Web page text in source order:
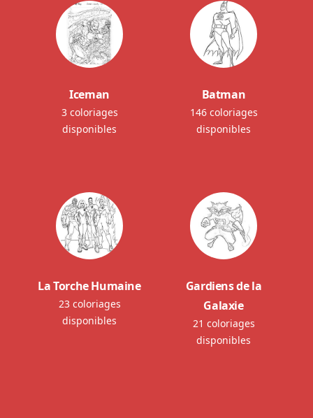
Iceman
3 coloriages
disponibles
Batman
146 coloriages
disponibles
La Torche Humaine
23 coloriages
disponibles
Gardiens de la
Galaxie
21 coloriages
disponibles